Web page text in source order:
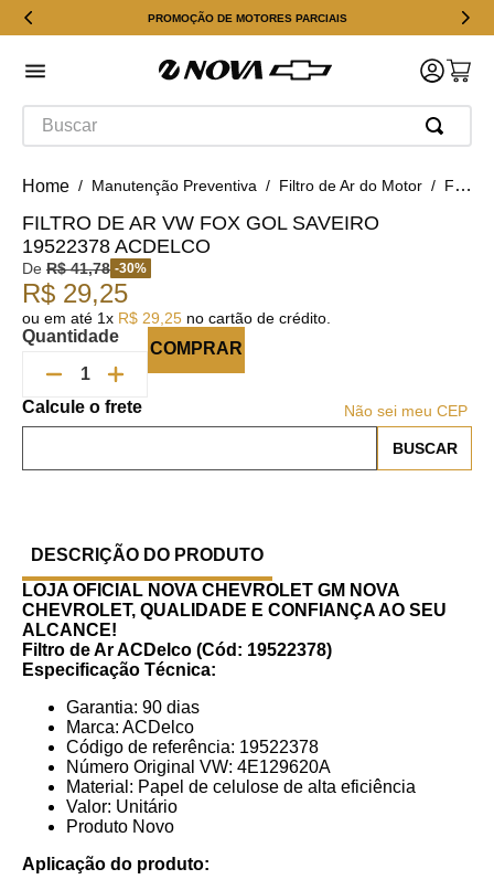
PROMOÇÃO DE MOTORES PARCIAIS
Buscar
Manutenção Preventiva Filtro de Ar do Motor Filtro de Ar VW Fox Gol Saveiro 19522378 ACDelco
FILTRO DE AR VW FOX GOL SAVEIRO
19522378 ACDELCO
De R$ 41,78 -30%
R$ 29,25
ou em até 1x R$ 29 25 no cartão de crédito.
Quantidade
COMPRAR
Não sei meu CEP
DESCRIÇÃO DO PRODUTO
LOJA OFICIAL NOVA CHEVROLET GM NOVA
CHEVROLET, QUALIDADE E CONFIANÇA AO SEU
ALCANCE!
Filtro de Ar ACDelco (Cód: 19522378)
Especificação Técnica:
Garantia: 90 dias
Marca: ACDelco
Código de referência: 19522378
Número Original VW: 4E129620A
Material: Papel de celulose de alta eficiência
Valor: Unitário
Produto Novo
Aplicação do produto: